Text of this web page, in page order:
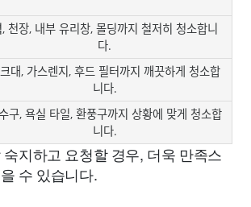
, 천장, 내부 유리창, 몰딩까지 철저히 청소합니
다.
대, 가스렌지, 후드 필터까지 깨끗하게 청소합
니다.
구, 욕실 타일, 환풍구까지 상황에 맞게 청소합
니다.
지하고 요청할 경우, 더욱 만족스
수 있습니다.